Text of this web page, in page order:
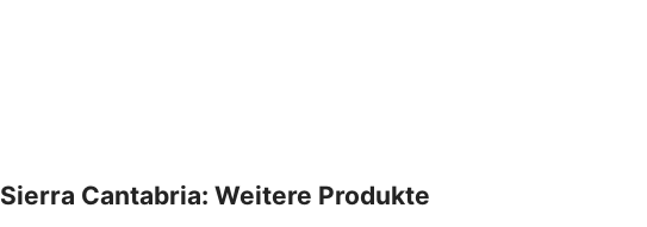
Sierra Cantabria: Weitere Produkte